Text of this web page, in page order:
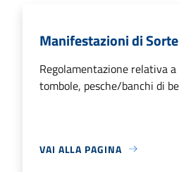
Manifestazioni di
Regolamentazione relativa
tombole, pesche/banchi di
VAI ALLA PAGINA